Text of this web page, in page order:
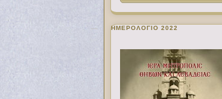
ΗΜΕΡΟΛΟΓΙΟ 2022